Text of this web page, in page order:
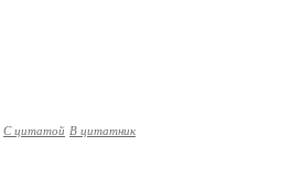
С цитатой В цитатник